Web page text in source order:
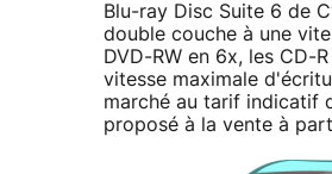
Blu-ray Disc Suite 6 de
double couche à une
DVD-RW en 6x, les CD-
vitesse maximale
marché au tarif indicatif
proposé à la vente à